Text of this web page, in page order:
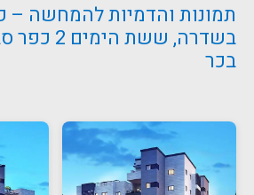
תמונות והדמיות להמחשה –
בשדרה,
בכר